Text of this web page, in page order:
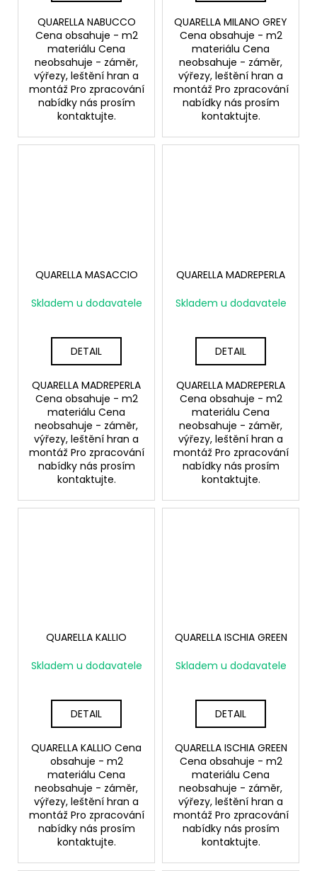
QUARELLA NABUCCO
Cena obsahuje - m2
materiálu Cena
neobsahuje - záměr,
výřezy, leštění hran a
montáž Pro zpracování
nabídky nás prosím
kontaktujte.
QUARELLA MILANO GREY
Cena obsahuje - m2
materiálu Cena
neobsahuje - záměr,
výřezy, leštění hran a
montáž Pro zpracování
nabídky nás prosím
kontaktujte.
QUARELLA MASACCIO
Skladem u dodavatele
DETAIL
QUARELLA MADREPERLA
Cena obsahuje - m2
materiálu Cena
neobsahuje - záměr,
výřezy, leštění hran a
montáž Pro zpracování
nabídky nás prosím
kontaktujte.
QUARELLA MADREPERLA
Skladem u dodavatele
DETAIL
QUARELLA MADREPERLA
Cena obsahuje - m2
materiálu Cena
neobsahuje - záměr,
výřezy, leštění hran a
montáž Pro zpracování
nabídky nás prosím
kontaktujte.
QUARELLA KALLIO
Skladem u dodavatele
DETAIL
QUARELLA KALLIO Cena
obsahuje - m2
materiálu Cena
neobsahuje - záměr,
výřezy, leštění hran a
montáž Pro zpracování
nabídky nás prosím
kontaktujte.
QUARELLA ISCHIA GREEN
Skladem u dodavatele
DETAIL
QUARELLA ISCHIA GREEN
Cena obsahuje - m2
materiálu Cena
neobsahuje - záměr,
výřezy, leštění hran a
montáž Pro zpracování
nabídky nás prosím
kontaktujte.